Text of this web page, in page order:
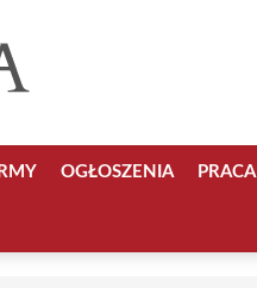
OGŁOSZENIA PRACA